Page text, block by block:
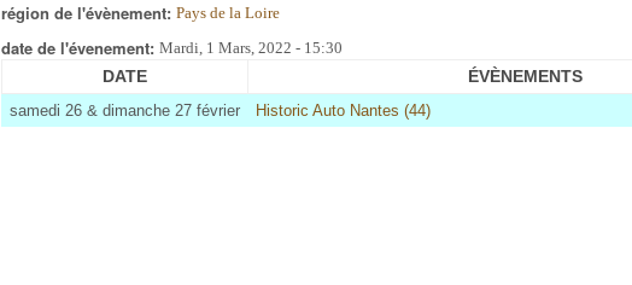
région de l'évènement:Pays de la Loire
date de l'évenement:Mardi, 1 Mars, 2022 - 15:30
DATE ÉVÈNEMENTS
samedi 26 & dimanche 27 février Historic Auto Nantes (44)